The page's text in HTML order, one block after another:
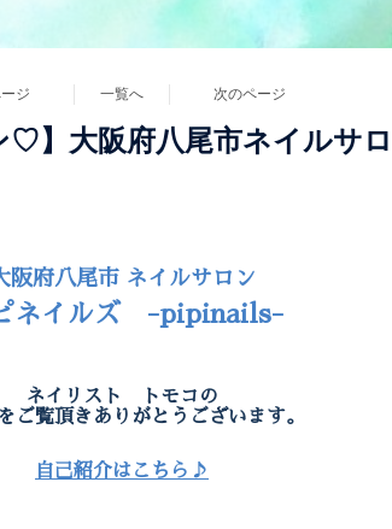
ジ 一覧へ 次のページ
♡】大阪府八尾市ネイル
阪府八尾市 ネイルサロン
ネイルズ -pipinails-
ネイリスト トモコの
ご覧頂きありがとうございます。
自己紹介はこちら♪